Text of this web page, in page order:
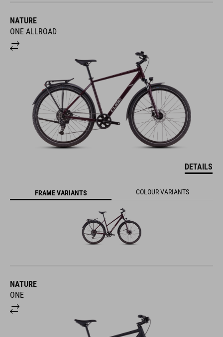
NATURE
ONE ALLROAD
DETAILS
FRAME VARIANTS COLOUR VARIANTS
NATURE
ONE